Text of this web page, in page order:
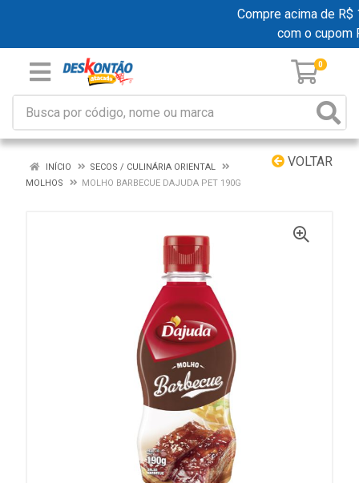
Compre acima de R$
com o cupom
0
VOLTAR
INÍCIO
SECOS / CULINÁRIA ORIENTAL
MOLHOS
MOLHO BARBECUE DAJUDA PET 190G